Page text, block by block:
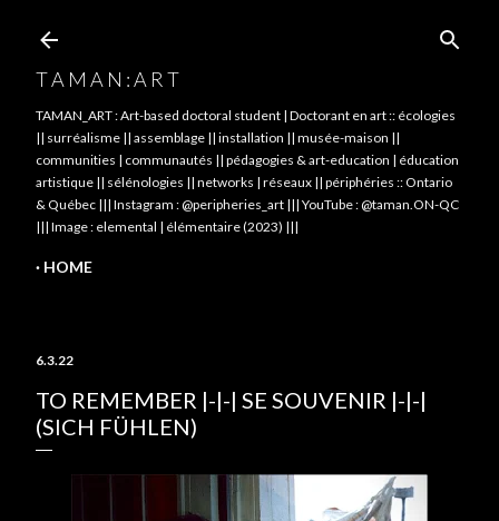
T A M A N : A R T
TAMAN_ART : Art-based doctoral student | Doctorant en art :: écologies
|| surréalisme || assemblage || installation || musée-maison ||
communities | communautés || pédagogies & art-education | éducation
artistique || sélénologies || networks | réseaux || périphéries :: Ontario
& Québec ||| Instagram : @peripheries_art ||| YouTube : @taman.ON-QC
||| Image : elemental | élémentaire (2023) |||
HOME
6.3.22
TO REMEMBER |-|-| SE SOUVENIR |-|-|
(SICH FÜHLEN)